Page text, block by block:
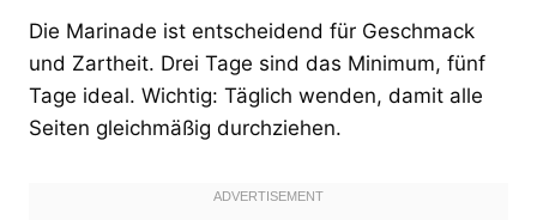
Die Marinade ist entscheidend für Geschmack
und Zartheit. Drei Tage sind das Minimum, fünf
Tage ideal. Wichtig: Täglich wenden, damit alle
Seiten gleichmäßig durchziehen.